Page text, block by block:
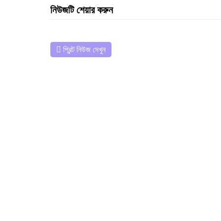
নিউজটি শেয়ার করুন
প্রিন্ট নিউজ দেখুন